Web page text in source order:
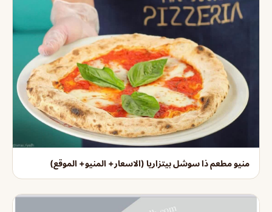
منيو مطعم ذا سوشل بيتزاريا (الاسعار+ المنيو+ الموقع)